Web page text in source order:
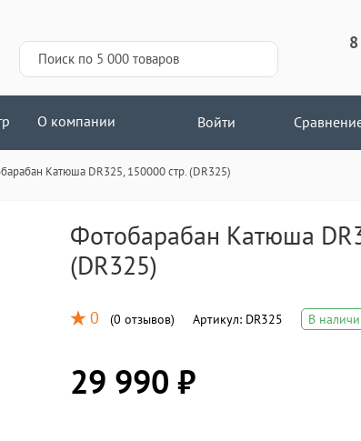
О компании Войти
Катюша DR325, 150000 стр. (DR325)
Фотобарабан Катюша
(DR325)
0 (0 отзывов) Артикул: DR325 В
29 990 ₽